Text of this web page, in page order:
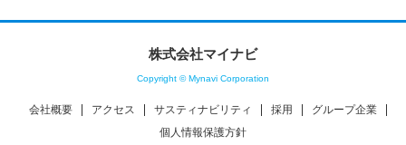
株式会社マイナビ
Copyright © Mynavi Corporation
会社概要 アクセス サスティナビリティ 採用
グループ企業
個人情報保護方針